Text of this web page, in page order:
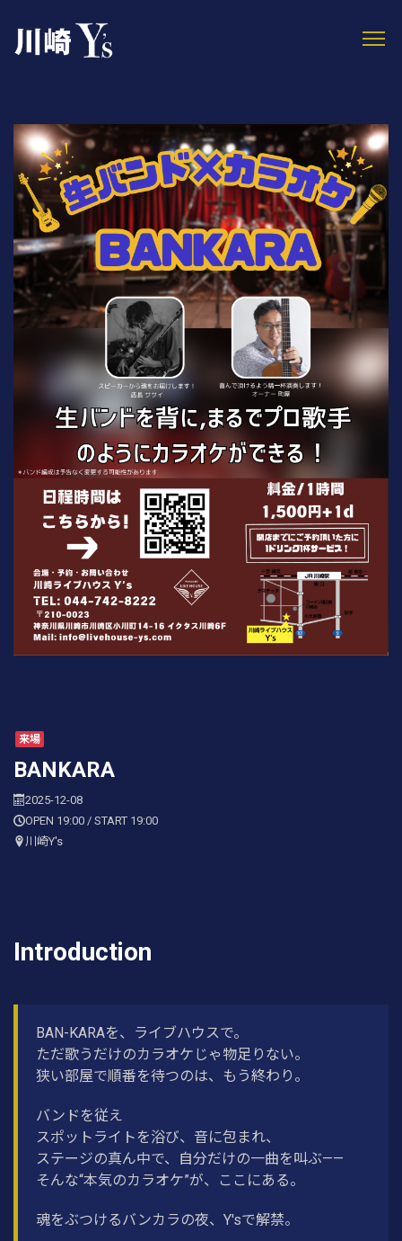
来場
BANKARA
2025-12-08
OPEN 19:00 / START 19:00
川崎Y's
Introduction
BAN-KARAを、ライブハウスで。
ただ歌うだけのカラオケじゃ物足りない。
狭い部屋で順番を待つのは、もう終わり。
バンドを従え
スポットライトを浴び、音に包まれ、
ステージの真ん中で、自分だけの一曲を叫ぶ——
そんな“本気のカラオケ”が、ここにある。
魂をぶつけるバンカラの夜、Y'sで解禁。